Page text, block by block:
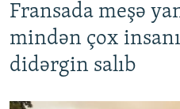
Fransada meşə
mindən çox
didərgin salıb